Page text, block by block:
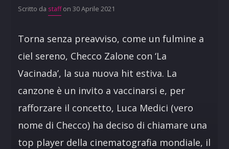
Scritto da staffon 30 Aprile 2021
Torna senza preavviso, come un fulmine a
ciel sereno, Checco Zalone con ‘La
Vacinada’, la sua nuova hit estiva. La
canzone è un invito a vaccinarsi e, per
rafforzare il concetto, Luca Medici (vero
nome di Checco) ha deciso di chiamare una
top player della cinematografia mondiale, il